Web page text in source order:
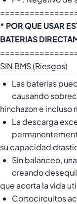
* POR QUE USAR
BATERIAS
SIN BMS (Riesgos)
Las baterias
causando
hinchazon e
La descarga
su capacidad
Sin balanceo,
creando
que acorta la vida
Cortocircuitos